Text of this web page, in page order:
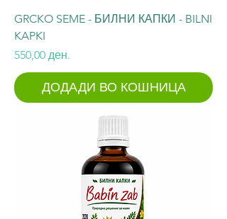
GRCKO SEME - БИЛНИ КАПКИ - BILNI
KAPKI
Price
550,00 ден.
ДОДАДИ ВО КОШНИЦА